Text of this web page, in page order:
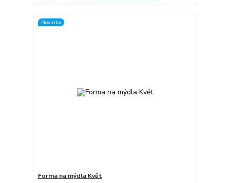
Novinka
Forma na mýdla Květ